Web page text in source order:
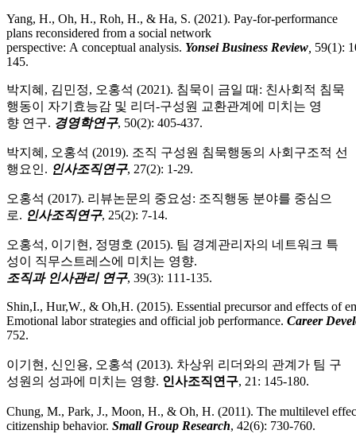
Yang, H., Oh, H., Roh, H., & Ha, S. (2021). Pay-for-performance
plans reconsidered from a social network
perspective: A conceptual analysis. Yonsei Business Review 59(1):
145.
박지혜, 김민정, 오홍석 (2021). 침묵이 금일 때: 친사회적 침묵
행동이 자기효능감 및 리더-구성원 교환관계에 미치는 영
향 연구. 경영학연구, 50(2): 405-437.
박지혜, 오홍석 (2019). 조직 구성원 침묵행동의 사회구조적 선
행요인. 인사조직연구, 27(2): 1-29.
오홍석 (2017). 리뷰논문의 중요성: 조직행동 분야를 중심으
로. 인사조직연구, 25(2): 7-14.
오홍석, 이기현, 정명호 (2015). 팀 경계관리자의 네트워크 특
성이 직무스트레스에 미치는 영향.
조직과 인사관리 연구, 39(3): 111-135.
Shin,I., Hur,W., & Oh,H. (2015). Essential precursor and effects of
Emotional labor strategies and official job performance. Career
752.
이기현, 신인용, 오홍석 (2013). 차상위 리더와의 관계가 팀 구
성원의 성과에 미치는 영향. 인사조직연구, 21: 145-180.
Chung, M., Park, J., Moon, H., & Oh, H. (2011). The multilevel
citizenship behavior. Small Group Research, 42(6): 730-760.